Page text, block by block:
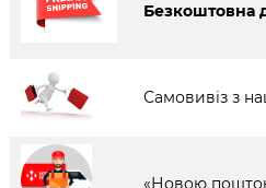
Безкоштовна
Самовивіз з
«Новою